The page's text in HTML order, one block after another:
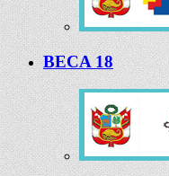
BECA 18